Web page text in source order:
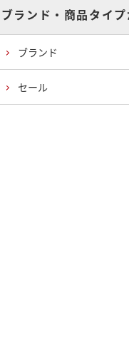
ブランド・商品タイ
ブランド
セール